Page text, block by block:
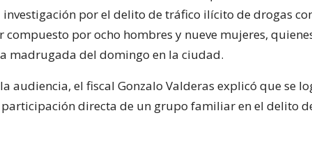
por el delito de tráfico ilícito de drogas
por ocho hombres y nueve mujeres,
madrugada del domingo en la ciudad.
audiencia, el fiscal Gonzalo Valderas explicó que se
directa de un grupo familiar en el delito